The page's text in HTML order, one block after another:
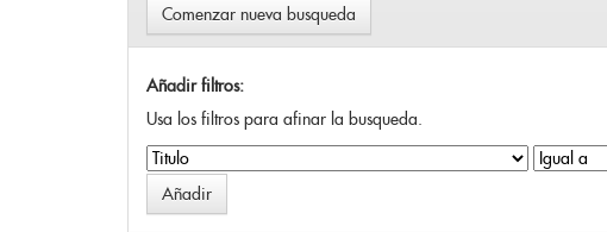
Comenzar nueva busqueda
Añadir filtros:
Usa los filtros para afinar la busqueda.